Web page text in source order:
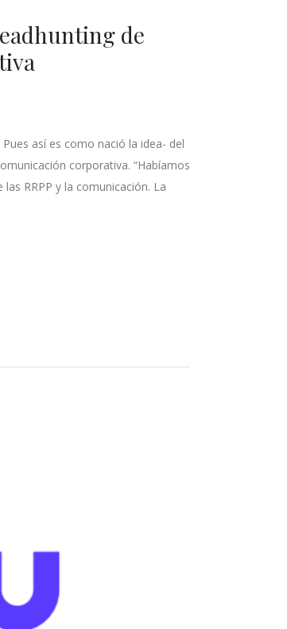
de
así es como nació la idea- del
corporativa. “Habíamos
RRPP y la comunicación. La